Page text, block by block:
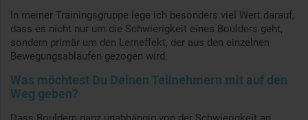
In meiner Trainingsgruppe lege ich besonders viel Wert darauf,
dass es nicht nur um die Schwierigkeit eines Boulders geht,
sondern primär um den Lerneffekt, der aus den einzelnen
Bewegungsabläufen gezogen wird.
Was möchtest Du Deinen Teilnehmern mit auf den
Weg geben?